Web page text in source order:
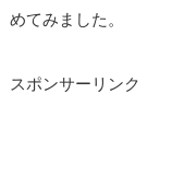
めてみました。
スポンサーリンク